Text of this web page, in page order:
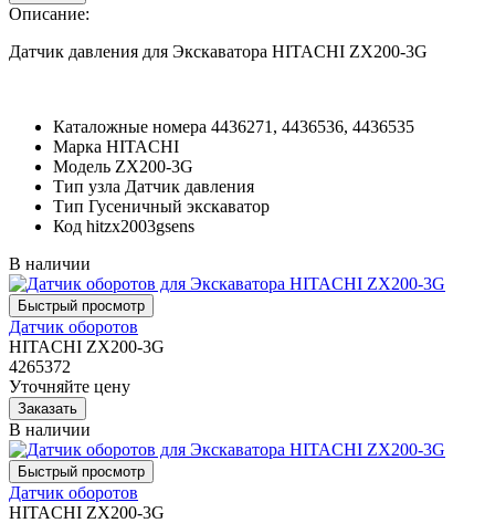
Описание:
Датчик давления для Экскаватора HITACHI ZX200-3G
Каталожные номера 4436271, 4436536, 4436535
Марка HITACHI
Модель ZX200-3G
Тип узла Датчик давления
Тип Гусеничный экскаватор
Код hitzx2003gsens
В наличии
Датчик оборотов
HITACHI ZX200-3G
4265372
Уточняйте цену
В наличии
Датчик оборотов
HITACHI ZX200-3G